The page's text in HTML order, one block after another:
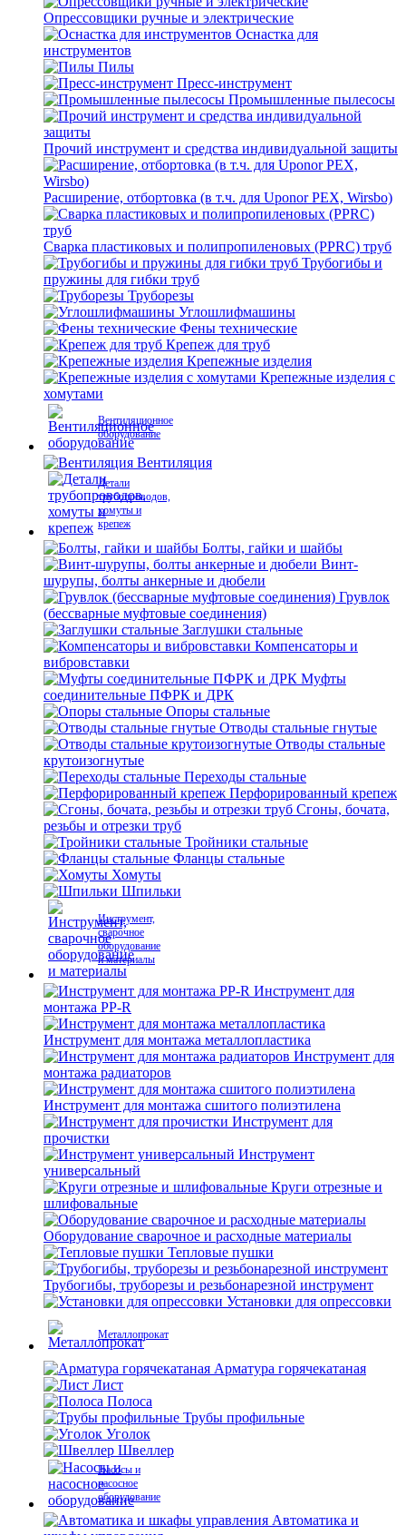
Опрессовщики ручные и электрические
Оснастка для
инструментов
Пилы
Пресс-инструмент
Промышленные пылесосы
Прочий инструмент и средства индивидуальной защиты
Расширение, отбортовка (в т.ч. для Uponor PEX, Wirsbo)
Сварка пластиковых и полипропиленовых (PPRC) труб
Трубогибы и
пружины для гибки труб
Труборезы
Углошлифмашины
Фены технические
Крепеж для труб
Крепежные изделия
Крепежные изделия с
хомутами
Вентиляционное
оборудование
Вентиляция
Детали
трубопроводов,
хомуты и
крепеж
Болты, гайки и шайбы
Винт-
шурупы, болты анкерные и дюбели
Грувлок
(бессварные муфтовые соединения)
Заглушки стальные
Компенсаторы и
вибровставки
Муфты
соединительные ПФРК и ДРК
Опоры стальные
Отводы стальные гнутые
Отводы стальные
крутоизогнутые
Переходы стальные
Перфорированный крепеж
Сгоны, бочата,
резьбы и отрезки труб
Тройники стальные
Фланцы стальные
Хомуты
Шпильки
Инструмент,
сварочное
оборудование
и материалы
Инструмент для
монтажа PP-R
Инструмент для монтажа металлопластика
Инструмент для
монтажа радиаторов
Инструмент для монтажа сшитого полиэтилена
Инструмент для
прочистки
Инструмент
универсальный
Круги отрезные и
шлифовальные
Оборудование сварочное и расходные материалы
Тепловые пушки
Трубогибы, труборезы и резьбонарезной инструмент
Установки для опрессовки
Металлопрокат
Арматура горячекатаная
Лист
Полоса
Трубы профильные
Уголок
Швеллер
Насосы и
насосное
оборудование
Автоматика и